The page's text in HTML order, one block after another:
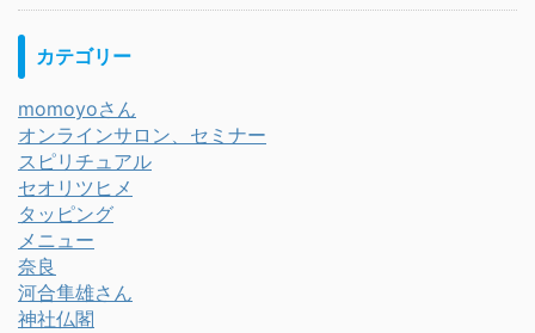
カテゴリー
momoyoさん
オンラインサロン、セミナー
スピリチュアル
セオリツヒメ
タッピング
メニュー
奈良
河合隼雄さん
神社仏閣